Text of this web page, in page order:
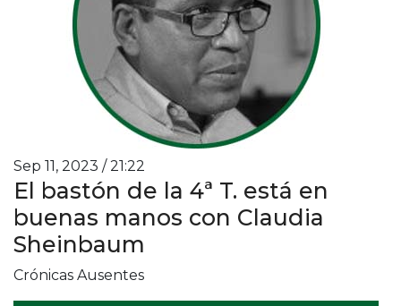
Sep 11, 2023 / 21:22
El bastón de la 4ª T. está en
buenas manos con Claudia
Sheinbaum
Crónicas Ausentes